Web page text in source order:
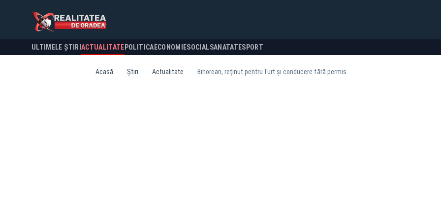
ULTIMELE ȘTIRI ACTUALITATE POLITICA ECONOMIESOCIALSANATATESPORT
Acasă Știri Actualitate Bihorean, reținut pentru furt și conducere fără permis